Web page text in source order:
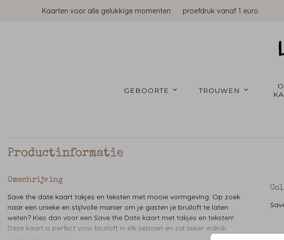
Kaarten voor alle gelukkige momenten proefdruk vanaf 1 euro
GEBOORTE TROUWEN
Productinformatie
Omschrijving
Save the date kaart takjes en teksten met mooie vormgeving. Op zoek
naar een unieke en stijlvolle manier om je gasten je bruiloft te laten
weten? Kies dan voor een Save the Date kaart met takjes en teksten!
Deze kaart is perfect voor bruiloft in elk seizoen en zal zeker indruk